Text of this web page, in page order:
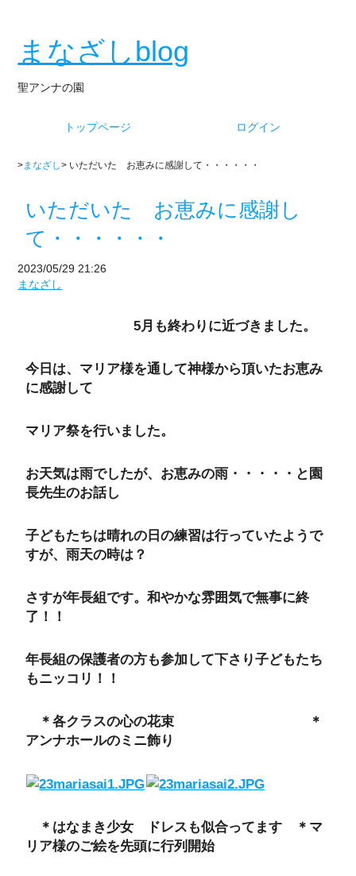
まなざしblog
聖アンナの園
トップページ ログイン
>まなざし> いただいた お恵みに感謝して・・・・・・
いただいた お恵みに感謝し
て・・・・・・
2023/05/29 21:26
まなざし
5月も終わりに近づきました。
今日は、マリア様を通して神様から頂いたお恵み
に感謝して
マリア祭を行いました。
お天気は雨でしたが、お恵みの雨・・・・・と園
長先生のお話し
子どもたちは晴れの日の練習は行っていたようで
すが、雨天の時は？
さすが年長組です。和やかな雰囲気で無事に終
了！！
年長組の保護者の方も参加して下さり子どもたち
もニッコリ！！
＊各クラスの心の花束 ＊
アンナホールのミニ飾り
＊はなまき少女 ドレスも似合ってます ＊マ
リア様のご絵を先頭に行列開始